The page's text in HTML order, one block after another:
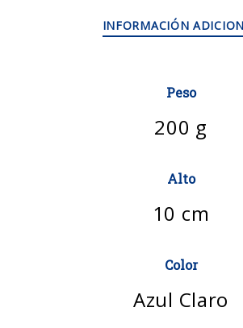
INFORMACIÓN
Peso
200 g
Alto
10 cm
Color
Azul Claro